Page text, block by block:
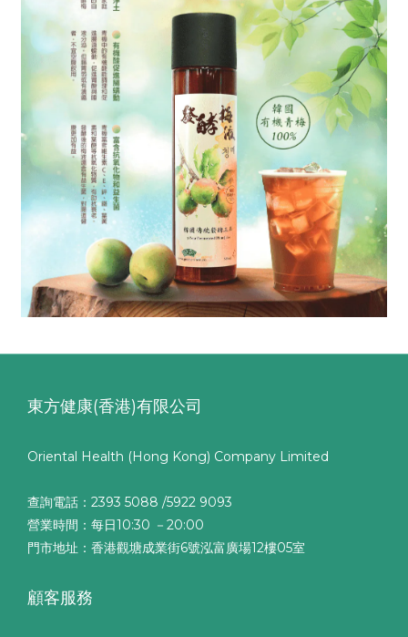
東方健康(香港)有限公司
Oriental Health (Hong Kong) Company Limited
查詢電話：2393 5088 /5922 9093
營業時間：每日10:30 －20:00
門市地址：香港觀塘成業街6號泓富廣場12樓05室
顧客服務